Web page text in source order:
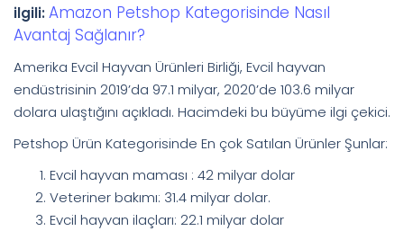
ilgili: Amazon Petshop Kategorisinde Nasıl
Avantaj Sağlanır?
Amerika Evcil Hayvan Ürünleri Birliği, Evcil hayvan
endüstrisinin 2019’da 97.1 milyar, 2020’de 103.6 milyar
dolara ulaştığını açıkladı. Hacimdeki bu büyüme ilgi çekici.
Petshop Ürün Kategorisinde En çok Satılan Ürünler Şunlar:
Evcil hayvan maması : 42 milyar dolar
Veteriner bakımı: 31.4 milyar dolar.
Evcil hayvan ilaçları: 22.1 milyar dolar